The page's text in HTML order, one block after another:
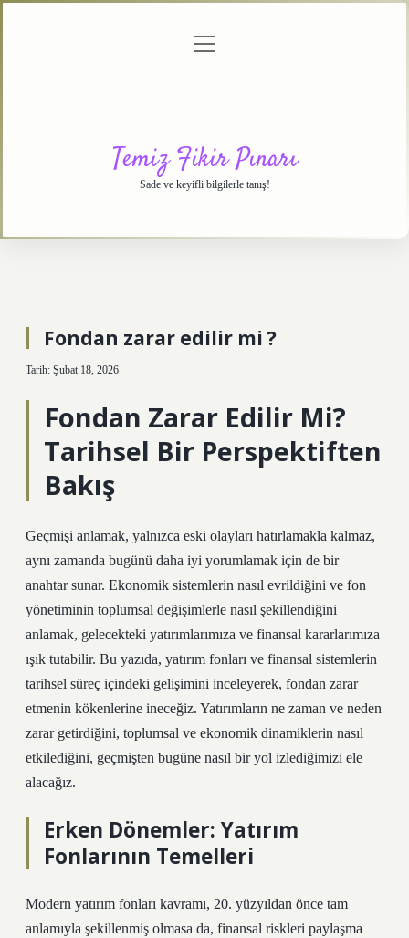
menüyü
Temiz Fikir Pınarı
Sade ve keyifli bilgilerle tanış!
Fondan zarar edilir mi ?
Tarih: Şubat 18, 2026
Fondan Zarar Edilir Mi?
Tarihsel Bir Perspektiften
Bakış
Geçmişi anlamak, yalnızca eski olayları hatırlamakla kalmaz,
aynı zamanda bugünü daha iyi yorumlamak için de bir
anahtar sunar. Ekonomik sistemlerin nasıl evrildiğini ve fon
yönetiminin toplumsal değişimlerle nasıl şekillendiğini
anlamak, gelecekteki yatırımlarımıza ve finansal kararlarımıza
ışık tutabilir. Bu yazıda, yatırım fonları ve finansal sistemlerin
tarihsel süreç içindeki gelişimini inceleyerek, fondan zarar
etmenin kökenlerine ineceğiz. Yatırımların ne zaman ve neden
zarar getirdiğini, toplumsal ve ekonomik dinamiklerin nasıl
etkilediğini, geçmişten bugüne nasıl bir yol izlediğimizi ele
alacağız.
Erken Dönemler: Yatırım
Fonlarının Temelleri
Modern yatırım fonları kavramı, 20. yüzyıldan önce tam
anlamıyla şekillenmiş olmasa da, finansal riskleri paylaşma